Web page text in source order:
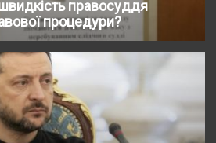
правосуддя
процедури?